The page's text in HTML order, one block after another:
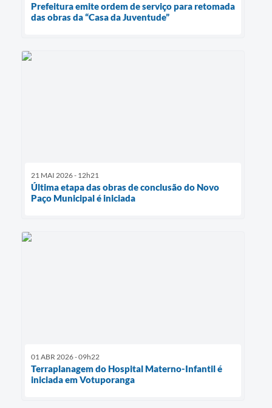
Prefeitura emite ordem de serviço para retomada
das obras da “Casa da Juventude”
21 MAI 2026 - 12h21
Última etapa das obras de conclusão do Novo
Paço Municipal é iniciada
01 ABR 2026 - 09h22
Terraplanagem do Hospital Materno-Infantil é
iniciada em Votuporanga